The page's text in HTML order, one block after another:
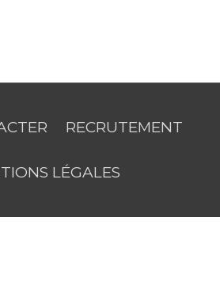
RECRUTEMENT
LÉGALES